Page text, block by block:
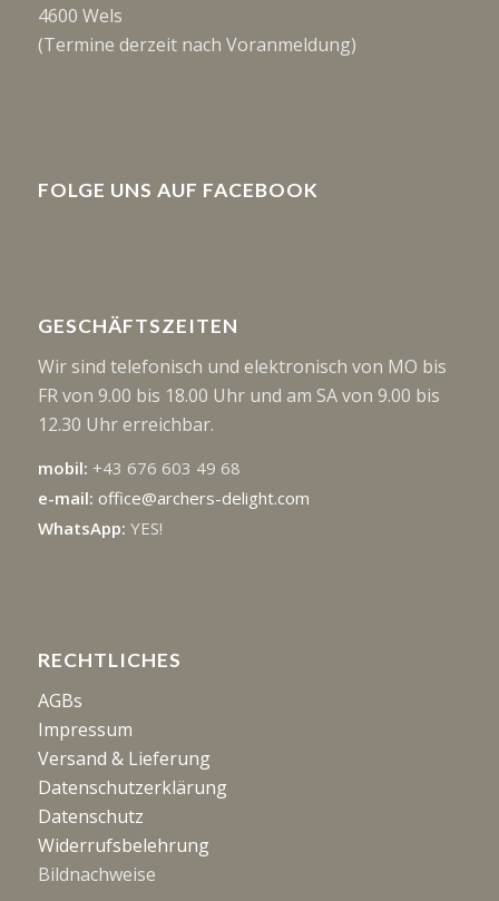
4600 Wels
(Termine derzeit nach Voranmeldung)
FOLGE UNS AUF FACEBOOK
GESCHÄFTSZEITEN
Wir sind telefonisch und elektronisch von MO bis
FR von 9.00 bis 18.00 Uhr und am SA von 9.00 bis
12.30 Uhr erreichbar.
mobil: +43 676 603 49 68
e-mail: office@archers-delight.com
WhatsApp: YES!
RECHTLICHES
AGBs
Impressum
Versand & Lieferung
Datenschutzerklärung
Datenschutz
Widerrufsbelehrung
Bildnachweise